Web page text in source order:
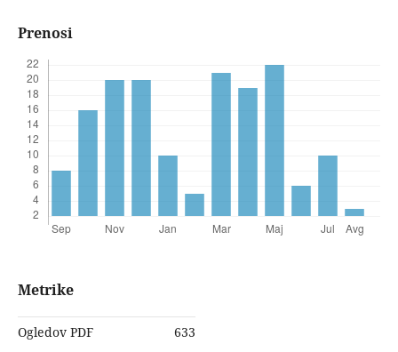
Prenosi
Metrike
Ogledov PDF 633